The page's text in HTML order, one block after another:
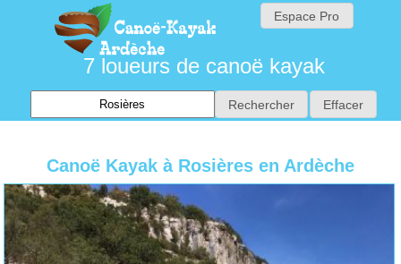
7 loueurs de canoë kayak
Espace Pro
Canoë Kayak à Rosières en Ardèche